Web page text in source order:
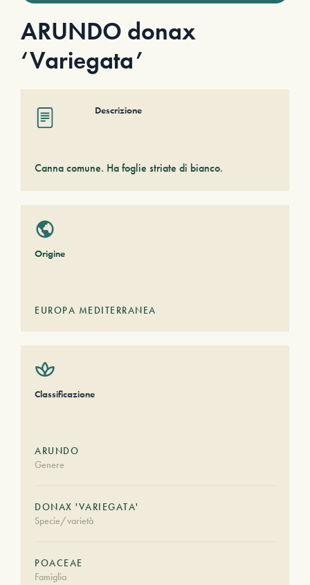
ARUNDO donax
‘Variegata’
Descrizione
Canna comune. Ha foglie striate di bianco.
Origine
EUROPA MEDITERRANEA
Classificazione
ARUNDO
Genere
DONAX 'VARIEGATA'
Specie/varietà
POACEAE
Famiglia